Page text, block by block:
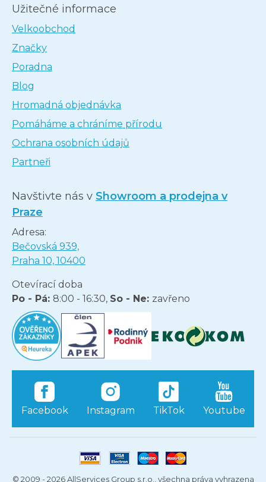
Užitečné informace
Velkoobchod
Značky
Poradna
Blog
Hromadná objednávka
Pomáháme a chráníme přírodu
Ochrana osobních údajů
Partneři
Navštivte nás v Showroom a prodejna v
Praze
Adresa:
Bečovská 939,
Praha 10, 10400
Otevírací doba
Po - Pá: 8:00 - 16:30, So - Ne: zavřeno
Facebook Instagram TikTok Youtube
© 2009 - 2026 AllServices Group s.r.o., všechna práva vyhrazena